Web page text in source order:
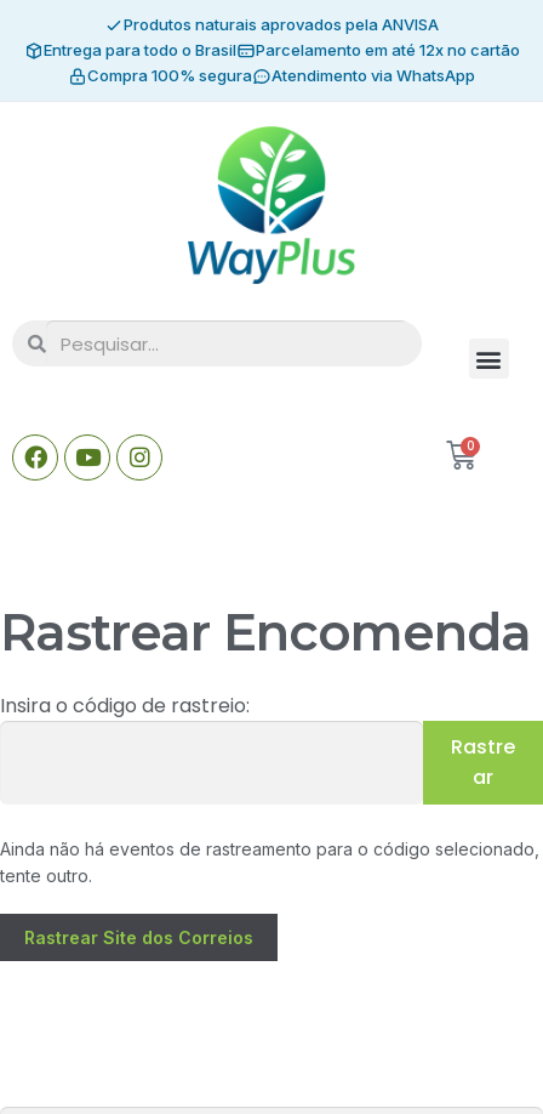
Produtos naturais aprovados pela ANVISA
Entrega para todo o Brasil
Parcelamento em até 12x no cartão
Compra 100% segura
Atendimento via WhatsApp
0
Rastrear Encomenda
Insira o código de rastreio:
Rastre
ar
Ainda não há eventos de rastreamento para o código selecionado,
tente outro.
Rastrear Site dos Correios